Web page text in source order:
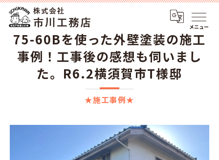
メニュー
★施工事例★
75-60Bを使った外壁塗装の施工
事例！工事後の感想も伺いまし
た。R6.2横須賀市T様邸